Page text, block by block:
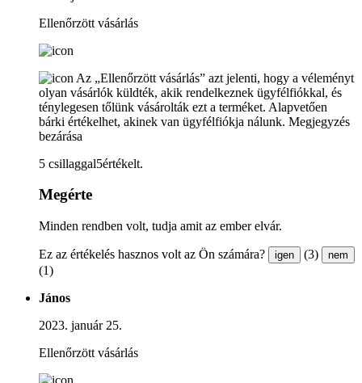
Ellenőrzött vásárlás
Az „Ellenőrzött vásárlás” azt jelenti, hogy a véleményt
olyan vásárlók küldték, akik rendelkeznek ügyfélfiókkal, és
ténylegesen tőlünk vásárolták ezt a terméket. Alapvetően
bárki értékelhet, akinek van ügyfélfiókja nálunk. Megjegyzés
bezárása
5 csillaggal5értékelt.
Megérte
Minden rendben volt, tudja amit az ember elvár.
Ez az értékelés hasznos volt az Ön számára? igen (3) nem
(1)
János
2023. január 25.
Ellenőrzött vásárlás